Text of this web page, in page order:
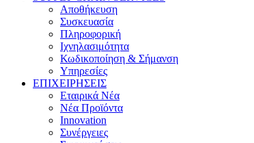
Αποθήκευση
Συσκευασία
Πληροφορική
Ιχνηλασιμότητα
Κωδικοποίηση & Σήμανση
Υπηρεσίες
ΕΠΙΧΕΙΡΗΣΕΙΣ
Εταιρικά Νέα
Νέα Προϊόντα
Innovation
Συνέργειες